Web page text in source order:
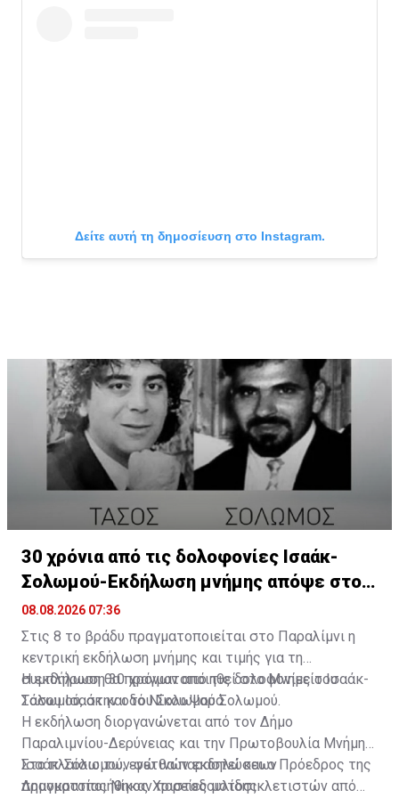
Δείτε αυτή τη δημοσίευση στο Instagram.
Η δημοσίευση κοινοποιήθηκε από το χρήστη Παιδική Χαρά
30 χρόνια από τις δολοφονίες Ισαάκ-
Σολωμού-Εκδήλωση μνήμης απόψε στο
Παραλίμνι
08.08.2026 07:36
Στις 8 το βράδυ πραγματοποιείται στο Παραλίμνι η
κεντρική εκδήλωση μνήμης και τιμής για τη
συμπλήρωση 30 χρόνων από τις δολοφονίες του
Τάσου Ισαάκ και του Σολωμού Σολωμού.
Η εκδήλωση θα πραγματοποιηθεί στο Μνημείο Ισαάκ-
Σολωμού, στην οδό Νίκου Ψαρά.
Η εκδήλωση διοργανώνεται από τον Δήμο
Παραλιμνίου-Δερύνειας και την Πρωτοβουλία Μνήμης
Ισαάκ-Σολωμού, ενώ θα παραστεί και ο Πρόεδρος της
Δημοκρατίας Νίκος Χριστοδουλίδης.
Στο πλαίσιο των φετινών εκδηλώσεων
πραγματοποιήθηκαν πορείες μοτοσικλετιστών από